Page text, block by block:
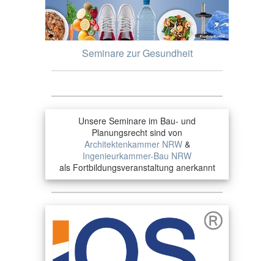
Seminare zur Gesundheit
Unsere Seminare im Bau- und
Planungsrecht sind von
Architektenkammer NRW&
Ingenieurkammer-Bau NRW
als Fortbildungsveranstaltung anerkannt